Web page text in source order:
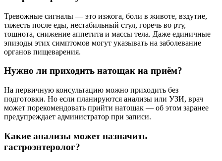
Тревожные сигналы — это изжога, боли в животе, вздутие,
тяжесть после еды, нестабильный стул, горечь во рту,
тошнота, снижение аппетита и массы тела. Даже единичные
эпизоды этих симптомов могут указывать на заболевание
органов пищеварения.
Нужно ли приходить натощак на приём?
На первичную консультацию можно приходить без
подготовки. Но если планируются анализы или УЗИ, врач
может порекомендовать прийти натощак — об этом заранее
предупреждает администратор при записи.
Какие анализы может назначить
гастроэнтеролог?